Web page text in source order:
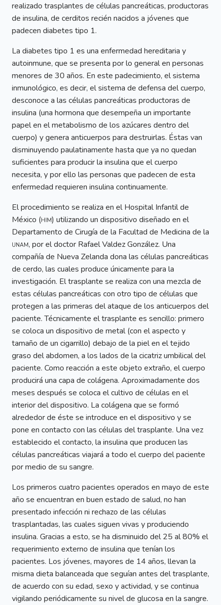
realizado trasplantes de células pancreáticas, productoras
de insulina, de cerditos recién nacidos a jóvenes que
padecen diabetes tipo 1.
La diabetes tipo 1 es una enfermedad hereditaria y
autoinmune, que se presenta por lo general en personas
menores de 30 años. En este padecimiento, el sistema
inmunológico, es decir, el sistema de defensa del cuerpo,
desconoce a las células pancreáticas productoras de
insulina (una hormona que desempeña un importante
papel en el metabolismo de los azúcares dentro del
cuerpo) y genera anticuerpos para destruirlas. Éstas van
disminuyendo paulatinamente hasta que ya no quedan
suficientes para producir la insulina que el cuerpo
necesita, y por ello las personas que padecen de esta
enfermedad requieren insulina continuamente.
El procedimiento se realiza en el Hospital Infantil de
México (him) utilizando un dispositivo diseñado en el
Departamento de Cirugía de la Facultad de Medicina de la
unam, por el doctor Rafael Valdez González. Una
compañía de Nueva Zelanda dona las células pancreáticas
de cerdo, las cuales produce únicamente para la
investigación. El trasplante se realiza con una mezcla de
estas células pancreáticas con otro tipo de células que
protegen a las primeras del ataque de los anticuerpos del
paciente. Técnicamente el trasplante es sencillo: primero
se coloca un dispositivo de metal (con el aspecto y
tamaño de un cigarrillo) debajo de la piel en el tejido
graso del abdomen, a los lados de la cicatriz umbilical del
paciente. Como reacción a este objeto extraño, el cuerpo
producirá una capa de colágena. Aproximadamente dos
meses después se coloca el cultivo de células en el
interior del dispositivo. La colágena que se formó
alrededor de éste se introduce en el dispositivo y se
pone en contacto con las células del trasplante. Una vez
establecido el contacto, la insulina que producen las
células pancreáticas viajará a todo el cuerpo del paciente
por medio de su sangre.
Los primeros cuatro pacientes operados en mayo de este
año se encuentran en buen estado de salud, no han
presentado infección ni rechazo de las células
trasplantadas, las cuales siguen vivas y produciendo
insulina. Gracias a esto, se ha disminuido del 25 al 80% el
requerimiento externo de insulina que tenían los
pacientes. Los jóvenes, mayores de 14 años, llevan la
misma dieta balanceada que seguían antes del trasplante,
de acuerdo con su edad, sexo y actividad, y se continua
vigilando periódicamente su nivel de glucosa en la sangre.